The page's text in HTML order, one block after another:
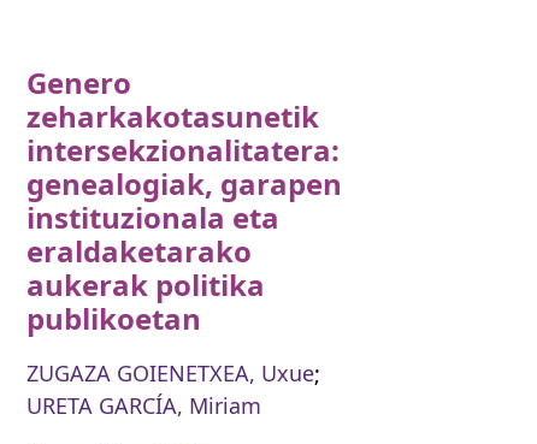
Genero
zeharkakotasunetik
intersekzionalitatera:
genealogiak, garapen
instituzionala eta
eraldaketarako
aukerak politika
publikoetan
ZUGAZA GOIENETXEA, Uxue;
URETA GARCÍA, Miriam